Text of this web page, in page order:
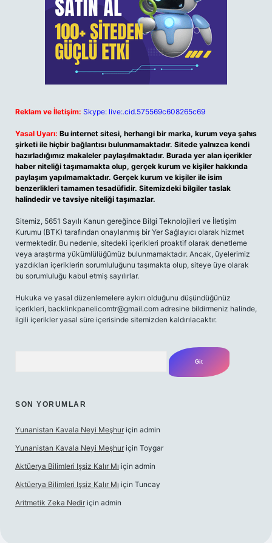
Reklam ve İletişim: Skype: live:.cid.575569c608265c69
Yasal Uyarı: Bu internet sitesi, herhangi bir marka, kurum veya şahıs
şirketi ile hiçbir bağlantısı bulunmamaktadır. Sitede yalnızca kendi
hazırladığımız makaleler paylaşılmaktadır. Burada yer alan içerikler
haber niteliği taşımamakta olup, gerçek kurum ve kişiler hakkında
paylaşım yapılmamaktadır. Gerçek kurum ve kişiler ile isim
benzerlikleri tamamen tesadüfidir. Sitemizdeki bilgiler taslak
halindedir ve tavsiye niteliği taşımazlar.
Sitemiz, 5651 Sayılı Kanun gereğince Bilgi Teknolojileri ve İletişim
Kurumu (BTK) tarafından onaylanmış bir Yer Sağlayıcı olarak hizmet
vermektedir. Bu nedenle, sitedeki içerikleri proaktif olarak denetleme
veya araştırma yükümlülüğümüz bulunmamaktadır. Ancak, üyelerimiz
yazdıkları içeriklerin sorumluluğunu taşımakta olup, siteye üye olarak
bu sorumluluğu kabul etmiş sayılırlar.
Hukuka ve yasal düzenlemelere aykırı olduğunu düşündüğünüz
içerikleri, backlinkpanelicomtr@gmail.com adresine bildirmeniz halinde,
ilgili içerikler yasal süre içerisinde sitemizden kaldırılacaktır.
SON YORUMLAR
Yunanistan Kavala Neyi Meşhur için admin
Yunanistan Kavala Neyi Meşhur için Toygar
Aktüerya Bilimleri Işsiz Kalır Mı için admin
Aktüerya Bilimleri Işsiz Kalır Mı için Tuncay
Aritmetik Zeka Nedir için admin